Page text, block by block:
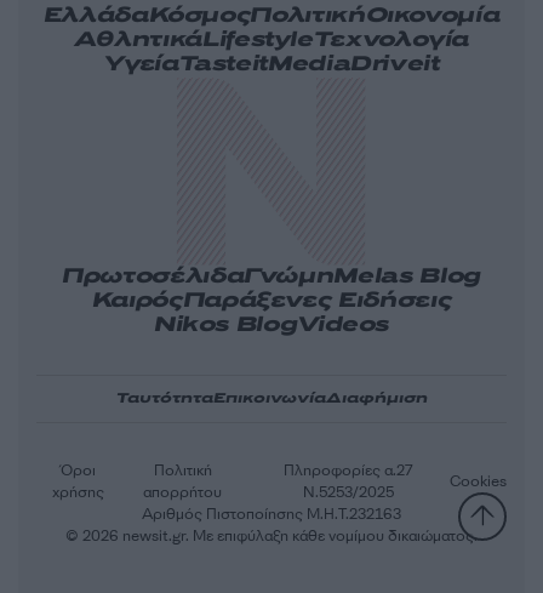
ΕλλάδαΚόσμοςΠολιτικήΟικονομία
ΑθλητικάLifestyleΤεχνολογία
ΥγείαTasteitMediaDriveit
ΠρωτοσέλιδαΓνώμηMelas Blog
ΚαιρόςΠαράξενες Ειδήσεις
Nikos BlogVideos
ΤαυτότηταΕπικοινωνίαΔιαφήμιση
Αριθμός Πιστοποίησης Μ.Η.Τ.232163
Όροι
χρήσης
Πολιτική
απορρήτου
Πληροφορίες α.27
Ν.5253/2025
Cookies
© 2026 newsit.gr. Με επιφύλαξη κάθε νομίμου δικαιώματος.